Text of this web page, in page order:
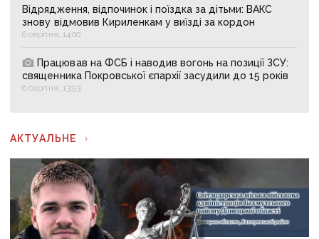
Відрядження, відпочинок і поїздка за дітьми: ВАКС
знову відмовив Кириленкам у виїзді за кордон
6 серпня, 14:00
Працював на ФСБ і наводив вогонь на позиції ЗСУ:
священника Покровської єпархії засудили до 15 років
6 серпня, 13:53
АКТУАЛЬНЕ